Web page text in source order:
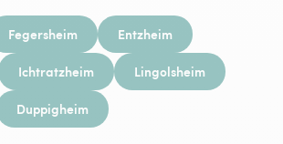
Fegersheim Entzheim
Ichtratzheim Lingolsheim
Duppigheim